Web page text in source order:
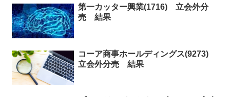
第一カッター興業(1716) 立会外分
売 結果
コーア商事ホールディングス(9273)
立会外分売 結果